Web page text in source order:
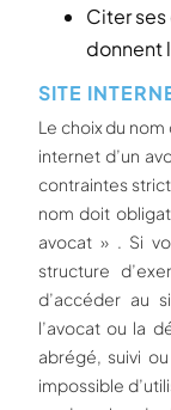
Citer
donnent
SITE
Le choix du
internet d’un
contraintes
nom doit
avocat » . Si
structure
d’accéder au
l’avocat ou la
abrégé, suivi
impossible